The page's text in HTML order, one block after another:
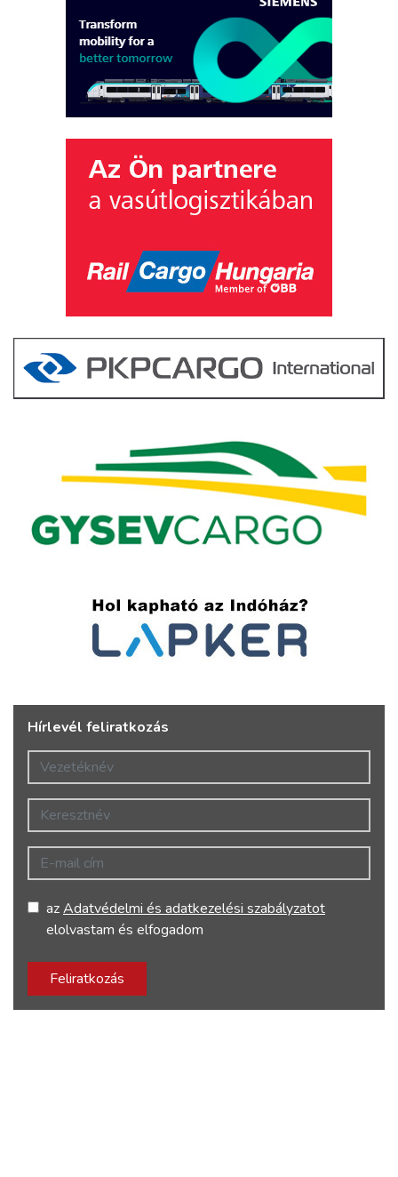
Hírlevél feliratkozás
Vezetéknév
Keresztnév
E-mail cím
azAdatvédelmi és adatkezelési szabályzatot
elolvastam és elfogadom
Feliratkozás